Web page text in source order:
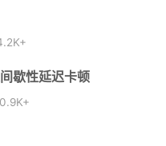
歇性延迟卡顿